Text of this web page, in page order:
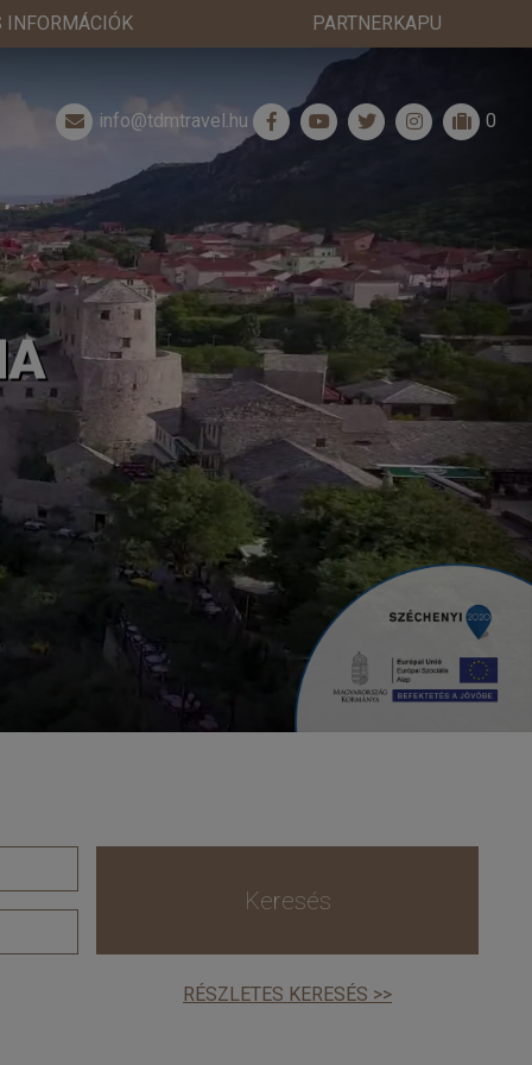
INFORMÁCIÓK PARTNERKAPU
info@tdmtravel.hu 0
Keresés
RÉSZLETES KERESÉS >>